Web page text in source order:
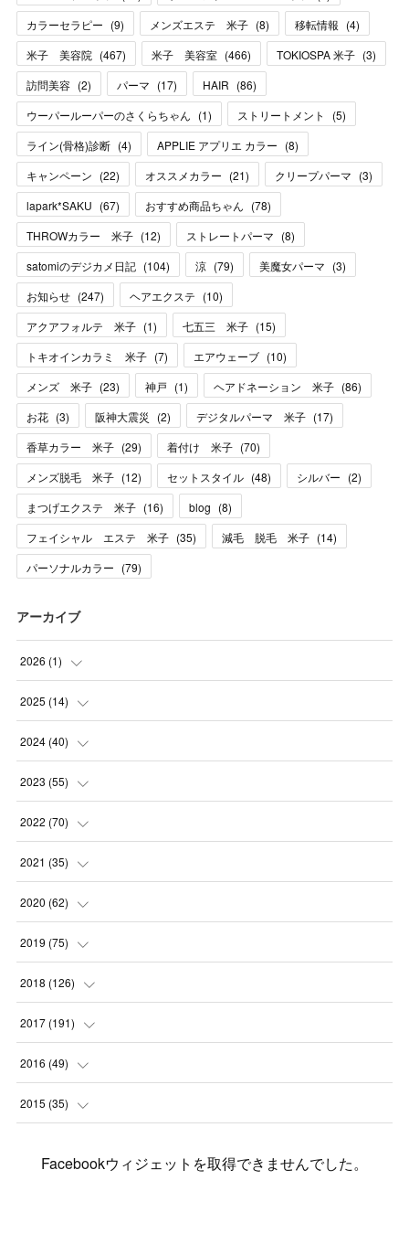
カラーセラピー (9) メンズエステ 米子 (8) 移転情報 (4)
米子 美容院 (467) 米子 美容室 (466) TOKIOSPA 米子 (3)
訪問美容 (2) パーマ (17) HAIR (86)
ウーパールーパーのさくらちゃん (1) ストリートメント (5)
ライン(骨格)診断 (4) APPLIE アプリエ カラー (8)
キャンペーン (22) オススメカラー (21) クリープパーマ (3)
lapark*SAKU (67) おすすめ商品ちゃん (78)
THROWカラー 米子 (12) ストレートパーマ (8)
satomiのデジカメ日記 (104) 涼 (79) 美魔女パーマ (3)
お知らせ (247) ヘアエクステ (10)
アクアフォルテ 米子 (1) 七五三 米子 (15)
トキオインカラミ 米子 (7) エアウェーブ (10)
メンズ 米子 (23) 神戸 (1) ヘアドネーション 米子 (86)
お花 (3) 阪神大震災 (2) デジタルパーマ 米子 (17)
香草カラー 米子 (29) 着付け 米子 (70)
メンズ脱毛 米子 (12) セットスタイル (48) シルバー (2)
まつげエクステ 米子 (16) blog (8)
フェイシャル エステ 米子 (35) 減毛 脱毛 米子 (14)
パーソナルカラー (79)
アーカイブ
2026 (1)
(1
2025 (14)
(10 )
(1
(1
(2
2024 (40)
(1
(1
(3
(2
(1)
(5)
(8)
2023 (55)
(2
(4
(3
(3
(8)
(6)
2022 (70)
(7
(11 )
(8
(1)
(3)
2021 (35)
(5
(7
(5)
(3)
(3)
2020 (62)
(6
(9)
(7)
(4
(6)
2019 (75)
(1)
(2)
(6
(7
(15)
2018 (126)
(6)
(12 )
(7
2017 (191)
(12 )
(11 )
2016 (49)
(2
2015 (35)
Facebookウィジェットを取得できませんでした。